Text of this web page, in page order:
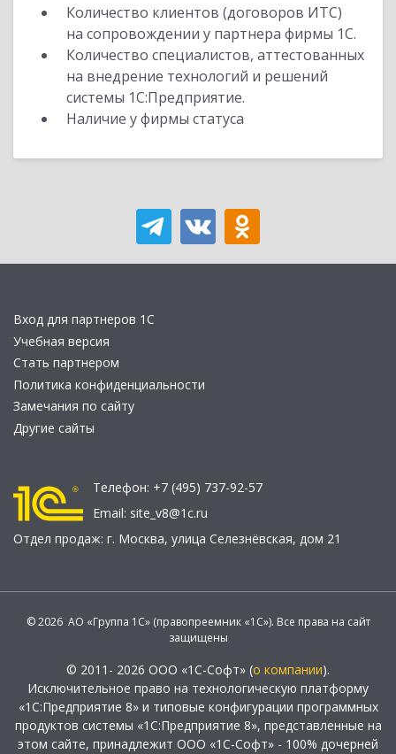
Количество клиентов (договоров ИТС)
на сопровождении у партнера фирмы 1С.
Количество специалистов, аттестованных
на внедрение технологий и решений
системы 1С:Предприятие.
Наличие у фирмы статуса
Вход для партнеров 1С
Учебная версия
Стать партнером
Политика конфиденциальности
Замечания по сайту
Другие сайты
Телефон: +7 (495) 737-92-57
Email: site_v8@1c.ru
Отдел продаж: г. Москва, улица Селезнёвская, дом 21
© 2026 АО «Группа 1С» (правопреемник «1С»). Все права на сайт
защищены
© 2011- 2026 ООО «1С-Софт» (о компании).
Исключительное право на технологическую платформу
«1С:Предприятие 8» и типовые конфигурации программных
продуктов системы «1С:Предприятие 8», представленные на
этом сайте, принадлежит ООО «1С-Софт» - 100% дочерней